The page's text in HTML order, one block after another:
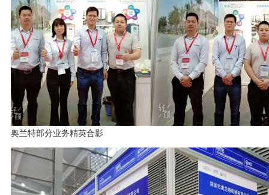
奥兰特部分业务精英合影